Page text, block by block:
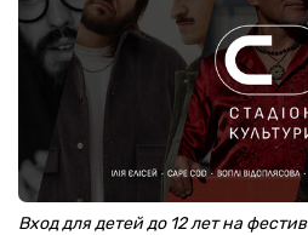
Вход для детей до 12 лет на